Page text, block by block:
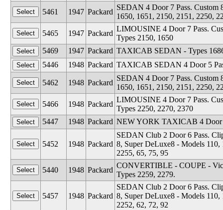
5461
1947 Packard
SEDAN 4 Door 7 Pass. Custom
1650, 1651, 2150, 2151, 2250,
5465
1947 Packard
LIMOUSINE 4 Door 7 Pass.
Types 2150, 1650
5469
1947 Packard TAXICAB SEDAN - Types
5446
1948 Packard TAXICAB SEDAN 4 Door 5
5462 1948 Packard
SEDAN 4 Door 7 Pass. Custom
1650, 1651, 2150, 2151, 2250,
5466
1948 Packard
LIMOUSINE 4 Door 7 Pass.
Types 2250, 2270, 2370
5447
1948 Packard NEW YORK TAXICAB 4 Door
5452 1948 Packard
SEDAN Club 2 Door 6 Pass.
8, Super DeLuxe8 - Models 110,
2255, 65, 75, 95
5440
1948 Packard
CONVERTIBLE - COUPE -
Types 2259, 2279.
5457 1948 Packard
SEDAN Club 2 Door 6 Pass.
8, Super DeLuxe8 - Models 110,
2252, 62, 72, 92